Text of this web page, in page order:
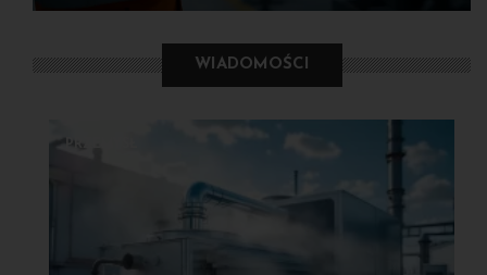
WIADOMOŚCI